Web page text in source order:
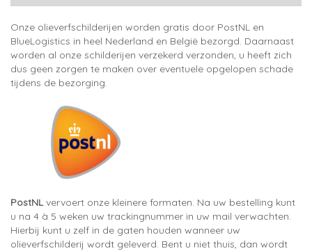
Onze olieverfschilderijen worden gratis door PostNL en
BlueLogistics in heel Nederland en België bezorgd. Daarnaast
worden al onze schilderijen verzekerd verzonden, u heeft zich
dus geen zorgen te maken over eventuele opgelopen schade
tijdens de bezorging.
PostNLvervoert onze kleinere formaten. Na uw bestelling kunt
u na 4 à 5 weken uw trackingnummer in uw mail verwachten.
Hierbij kunt u zelf in de gaten houden wanneer uw
olieverfschilderij wordt geleverd. Bent u niet thuis, dan wordt